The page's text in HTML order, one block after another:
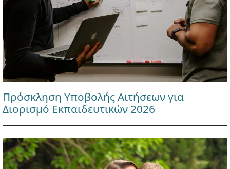
Πρόσκληση Υποβολής Αιτήσεων για
Διορισμό Εκπαιδευτικών 2026